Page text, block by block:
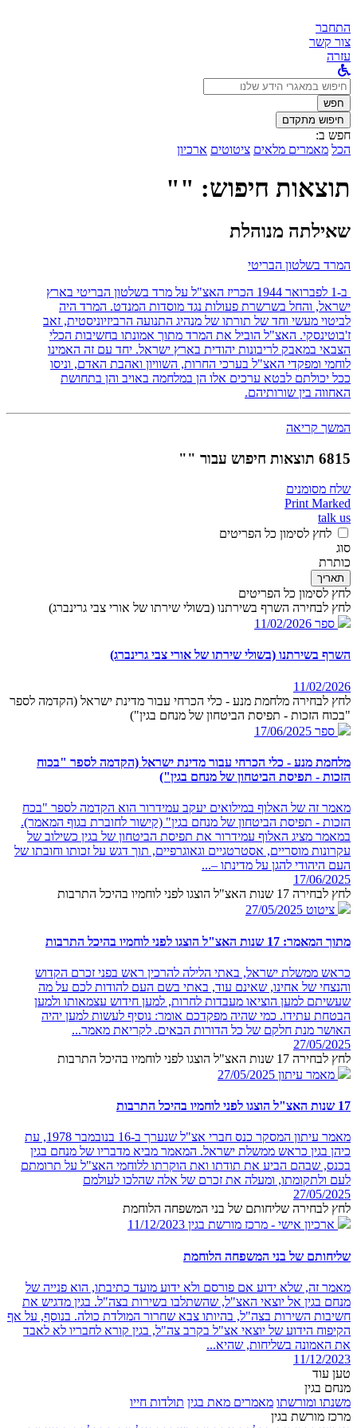
התחבר
צור קשר
עזרה
לחפש
ב:חפש
חיפוש מתקדם
חפש ב:
הכל מאמרים מלאים ציטוטים ארכיון
תוצאות חיפוש: ""
שאילתה מנוהלת
המרד בשלטון הבריטי
ב-1 לפברואר 1944 הכריז האצ"ל על מרד בשלטון הבריטי בארץ
ישראל, והחל בשרשרת פעולות נגד מוסדות המנדט. המרד היה
לביטוי מעשי וחד של תורתו של מנהיג התנועה הרביזיוניסטית, זאב
ז'בוטינסקי. האצ"ל הוביל את המרד מתוך אמונתו בחשיבות הכלי
הצבאי במאבק לריבונות יהודית בארץ ישראל. יחד עם זה האמינו
לוחמי ומפקדי האצ"ל בערכי החרות, השוויון ואהבת האדם, וניסו
ככל יכולתם לבטא ערכים אלו הן במלחמה באויב והן בתחושת
האחווה בין שורותיהם.
המשך קריאה
6815 תוצאות חיפוש עבור ""
שלח מסומנים
Print Marked
talk us
לחץ לסימון כל הפריטים
סוג
כותרת
תאריך
לחץ לסימון כל הפריטים
לחץ לבחירה השרף בשירתנו (בשולי שירתו של אורי צבי גרינברג)
ספר 11/02/2026
השרף בשירתנו (בשולי שירתו של אורי צבי גרינברג)
11/02/2026
לחץ לבחירה מלחמת מנע - כלי הכרחי עבור מדינת ישראל (הקדמה לספר
"בכוח הזכות - תפיסת הביטחון של מנחם בגין")
ספר 17/06/2025
מלחמת מנע - כלי הכרחי עבור מדינת ישראל (הקדמה לספר "בכוח
הזכות - תפיסת הביטחון של מנחם בגין")
מאמר זה של האלוף במילואים יעקב עמידרור הוא הקדמה לספר "בכח
הזכות - תפיסת הביטחון של מנחם בגין" (קישור לחוברת בגוף המאמר).
במאמר מציג האלוף עמידרור את תפיסת הביטחון של בגין כשילוב של
עקרונות מוסריים, אסטרטגיים וגאוגרפיים, תוך דגש על זכותו וחובתו של
העם היהודי להגן על מדינתו –...
17/06/2025
לחץ לבחירה 17 שנות האצ"ל הוצגו לפני לוחמיו בהיכל התרבות
ציטוט 27/05/2025
מתוך המאמר: 17 שנות האצ"ל הוצגו לפני לוחמיו בהיכל התרבות
כראש ממשלת ישראל, באתי הלילה להרכין ראש בפני זכרם הקדוש
והנצחי של אחינו, שאינם עוד, באתי בשם העם להודות לכם על מה
שעשיתם למען הוציאו מעבדות לחרות, למען חידוש עצמאותו ולמען
הבטחת עתידו. כמי שהיה מפקדכם אומר: נוסיף לעשות למען יהיה
האושר מנת חלקם של כל הדורות הבאים. לקריאת מאמר...
27/05/2025
לחץ לבחירה 17 שנות האצ"ל הוצגו לפני לוחמיו בהיכל התרבות
מאמר עיתון 27/05/2025
17 שנות האצ"ל הוצגו לפני לוחמיו בהיכל התרבות
מאמר עיתון המסקר כנס חברי אצ"ל שנערך ב-16 בנובמבר 1978, עת
כיהן בגין כראש ממשלת ישראל. המאמר מביא מדבריו של מנחם בגין
בכנס, שבהם הביע את תודתו ואת הוקרתו ללוחמי האצ"ל על תרומתם
לעם ולתקומתו, ומעלה את זכרם של אלה שהלכו לעולמם
27/05/2025
לחץ לבחירה שליחותם של בני המשפחה הלוחמת
ארכיון אישי - מרכז מורשת בגין 11/12/2023
שליחותם של בני המשפחה הלוחמת
מאמר זה, שלא ידוע אם פורסם ולא ידוע מועד כתיבתו, הוא פנייה של
מנחם בגין אל יוצאי האצ"ל, שהשתלבו בשירות בצה"ל. בגין מדגיש את
חשיבות השירות בצה"ל, בהיותו צבא שחרור המולדת כולה. בנוסף, על אף
הקיפוח הידוע של יוצאי אצ"ל בקרב צה"ל, בגין קורא לחבריו לא לאבד
את האמונה בשליחות, שהיא...
11/12/2023
טען עוד
מנחם בגין
משנתו ומורשתו מאמרים מאת בגין תולדות חייו
מרכז מורשת בגין